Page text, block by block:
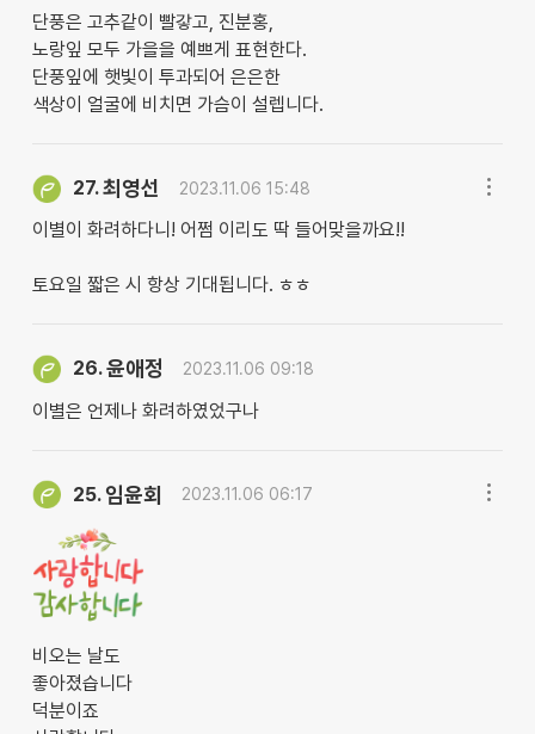
단풍은 고추같이 빨갛고, 진분홍,
노랑잎 모두 가을을 예쁘게 표현한다.
단풍잎에 햇빛이 투과되어 은은한
색상이 얼굴에 비치면 가슴이 설렙니다.
27.최영선 2023.11.06 15:48
이별이 화려하다니! 어쩜 이리도 딱 들어맞을까요!!
토요일 짧은 시 항상 기대됩니다. ㅎㅎ
26.윤애정 2023.11.06 09:18
이별은 언제나 화려하였었구나
25. 임윤회 2023.11.06 06:17
비오는 날도
좋아졌습니다
덕분이죠